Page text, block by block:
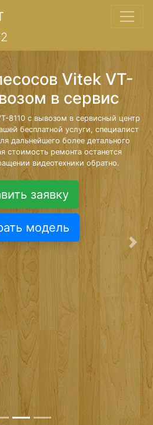
Vitek VT-
в сервис
8110 с вывозом в сервисный центр
бесплатной услуги, специалист
дальнейшего более детального
стоимость ремонта останется
видеотехники обратно.
заявку
модель